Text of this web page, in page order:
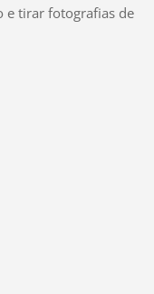
e tirar fotografias de